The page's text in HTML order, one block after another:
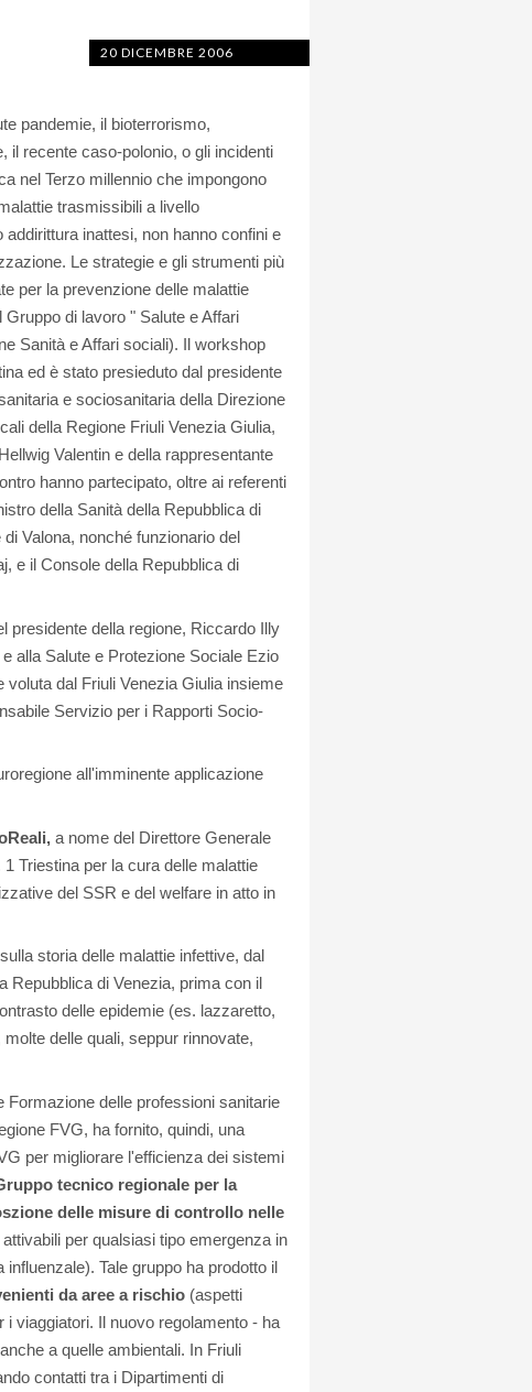
20 DICEMBRE 2006
pandemie, il bioterrorismo,
il recente caso-polonio, o gli incidenti
nel Terzo millennio che impongono
trasmissibili a livello
inattesi, non hanno confini e
Le strategie e gli strumenti più
per la prevenzione delle malattie
di lavoro " Salute e Affari
Sanità e Affari sociali). Il workshop
ed è stato presieduto dal presidente
e sociosanitaria della Direzione
della Regione Friuli Venezia Giulia,
Valentin e della rappresentante
hanno partecipato, oltre ai referenti
della Sanità della Repubblica di
Valona, nonché funzionario del
e il Console della Repubblica di
presidente della regione, Riccardo Illy
alla Salute e Protezione Sociale Ezio
dal Friuli Venezia Giulia insieme
Servizio per i Rapporti Socio-
all'imminente applicazione
a nome del Direttore Generale
Triestina per la cura delle malattie
del SSR e del welfare in atto in
storia delle malattie infettive, dal
Repubblica di Venezia, prima con il
delle epidemie (es. lazzaretto,
delle quali, seppur rinnovate,
delle professioni sanitarie
FVG, ha fornito, quindi, una
per migliorare l'efficienza dei sistemi
tecnico regionale per la
delle misure di controllo nelle
per qualsiasi tipo emergenza in
Tale gruppo ha prodotto il
da aree a rischio (aspetti
viaggiatori. Il nuovo regolamento - ha
a quelle ambientali. In Friuli
contatti tra i Dipartimenti di